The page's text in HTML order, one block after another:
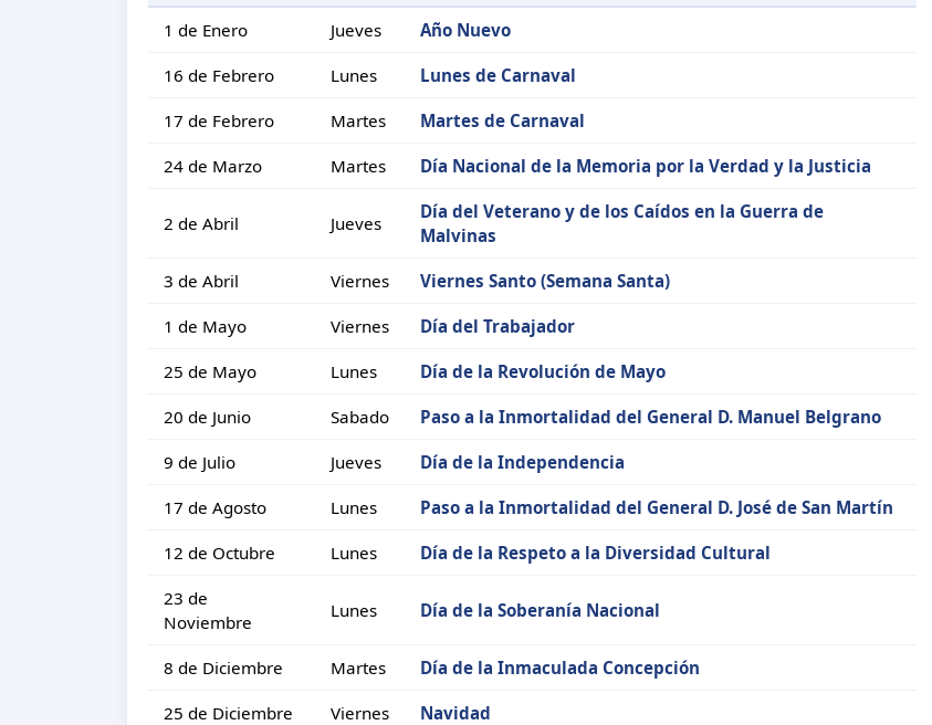
1 de Enero Jueves Año Nuevo
16 de Febrero Lunes Lunes de Carnaval
17 de Febrero Martes Martes de Carnaval
24 de Marzo Martes Día Nacional de la Memoria por la Verdad y la Justicia
2 de Abril Jueves
Día del Veterano y de los Caídos en la Guerra de
Malvinas
3 de Abril Viernes Viernes Santo (Semana Santa)
1 de Mayo Viernes Día del Trabajador
25 de Mayo Lunes Día de la Revolución de Mayo
20 de Junio Sabado Paso a la Inmortalidad del General D. Manuel Belgrano
9 de Julio Jueves Día de la Independencia
17 de Agosto Lunes Paso a la Inmortalidad del General D. José de San Martín
12 de Octubre Lunes Día de la Respeto a la Diversidad Cultural
23 de
Noviembre
Lunes Día de la Soberanía Nacional
8 de Diciembre Martes Día de la Inmaculada Concepción
25 de Diciembre Viernes Navidad